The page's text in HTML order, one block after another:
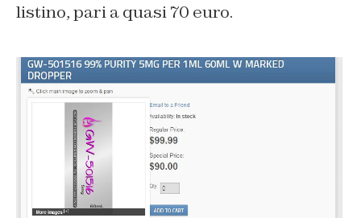
listino, pari a quasi 70 euro.